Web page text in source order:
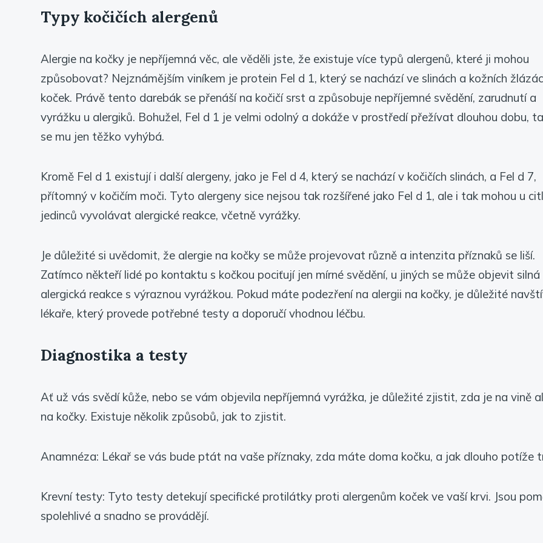
Typy kočičích alergenů
Alergie na kočky je nepříjemná věc, ale věděli jste, že existuje více typů alergenů, které ji mohou
způsobovat? Nejznámějším viníkem je protein Fel d 1, který se nachází ve slinách a kožních
koček. Právě tento darebák se přenáší na kočičí srst a způsobuje nepříjemné svědění, zarudnutí a
vyrážku u alergiků. Bohužel, Fel d 1 je velmi odolný a dokáže v prostředí přežívat dlouhou dobu,
se mu jen těžko vyhýbá.
Kromě Fel d 1 existují i další alergeny, jako je Fel d 4, který se nachází v kočičích slinách, a Fel d 7,
přítomný v kočičím moči. Tyto alergeny sice nejsou tak rozšířené jako Fel d 1, ale i tak mohou u
jedinců vyvolávat alergické reakce, včetně vyrážky.
Je důležité si uvědomit, že alergie na kočky se může projevovat různě a intenzita příznaků se liší.
Zatímco někteří lidé po kontaktu s kočkou pociťují jen mírné svědění, u jiných se může objevit silná
alergická reakce s výraznou vyrážkou. Pokud máte podezření na alergii na kočky, je důležité
lékaře, který provede potřebné testy a doporučí vhodnou léčbu.
Diagnostika a testy
Ať už vás svědí kůže, nebo se vám objevila nepříjemná vyrážka, je důležité zjistit, zda je na vině
na kočky. Existuje několik způsobů, jak to zjistit.
Anamnéza: Lékař se vás bude ptát na vaše příznaky, zda máte doma kočku, a jak dlouho potíže
Krevní testy: Tyto testy detekují specifické protilátky proti alergenům koček ve vaší krvi. Jsou
spolehlivé a snadno se provádějí.